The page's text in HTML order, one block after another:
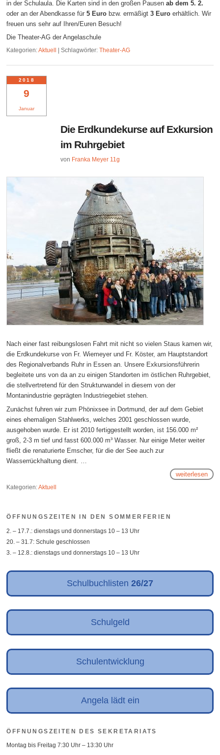
in der Schulaula. Die Karten sind in den großen Pausenab dem 5. 2.
oder an der Abendkasse für5 Euro bzw. ermäßigt3 Euro erhältlich. Wir
freuen uns sehr auf Ihren/Euren Besuch!
Die Theater-AG der Angelaschule
Kategorien:Aktuell |Schlagwörter: Theater-AG
9
Januar
2018
Die Erdkundekurse auf Exkursion
im Ruhrgebiet
von Franka Meyer 11g
Nach einer fast reibungslosen Fahrt mit nicht so vielen Staus kamen wir,
die Erdkundekurse von Fr. Wiemeyer und Fr. Köster, am Hauptstandort
des Regionalverbands Ruhr in Essen an. Unsere Exkursionsführerin
begleitete uns von da an zu einigen Standorten im östlichen Ruhrgebiet,
die stellvertretend für den Strukturwandel in diesem von der
Montanindustrie geprägten Industriegebiet stehen.
Zunächst fuhren wir zum Phönixsee in Dortmund, der auf dem Gebiet
eines ehemaligen Stahlwerks, welches 2001 geschlossen wurde,
ausgehoben wurde. Er ist 2010 fertiggestellt worden, ist 156.000 m²
groß, 2-3 m tief und fasst 600.000 m³ Wasser. Nur einige Meter weiter
fließt die renaturierte Emscher, für die der See auch zur
Wasserrückhaltung dient. …
weiterlesen
Kategorien:Aktuell
ÖFFNUNGSZEITEN IN DEN SOMMERFERIEN
2. – 17.7.: dienstags und donnerstags 10 – 13 Uhr
20. – 31.7: Schule geschlossen
3. – 12.8.: dienstags und donnerstags 10 – 13 Uhr
Schulbuchlisten 26/27
Schulgeld
Schulentwicklung
Angela lädt ein
ÖFFNUNGSZEITEN DES SEKRETARIATS
Montag bis Freitag 7:30 Uhr – 13:30 Uhr